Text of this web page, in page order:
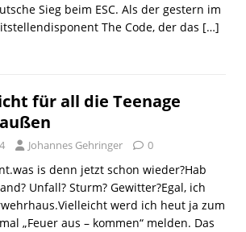
Sieg beim ESC. Als der gestern im
The Code, der das […]
für all die Teenage
Johannes Gehringer 0
is denn jetzt schon wieder?Hab
Unfall? Sturm? Gewitter?Egal, ich
werd ich heut ja zum
„Feuer aus – kommen“ melden. Das